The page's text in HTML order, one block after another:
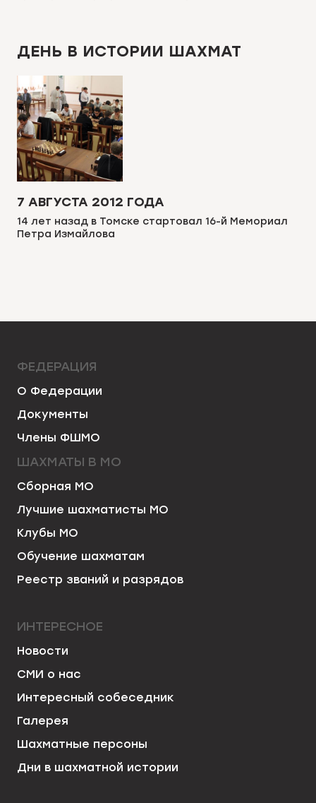
ДЕНЬ В ИСТОРИИ ШАХМАТ
7 АВГУСТА 2012 ГОДА
14 лет назад в Томске стартовал 16-й Мемориал
Петра Измайлова
ФЕДЕРАЦИЯ
О Федерации
Документы
Члены ФШМО
ШАХМАТЫ В МО
Сборная МО
Лучшие шахматисты МО
Клубы МО
Обучение шахматам
Реестр званий и разрядов
ИНТЕРЕСНОЕ
Новости
СМИ о нас
Интересный собеседник
Галерея
Шахматные персоны
Дни в шахматной истории